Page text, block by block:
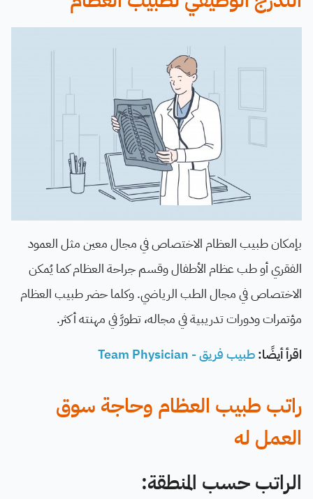
بإمكان طبيب العظام الاختصاص في مجال معين مثل العمود
الفقري أو طب عظام الأطفال وقسم جراحة العظام كما يُمكن
الاختصاص في مجال الطب الرياضي. وكلما حضر طبيب العظام
مؤتمرات ودورات تدريبية في مجاله، تطورَّ في مهنته أكثر.
اقرأ أيضًا:طبيب فريق - Team Physician
راتب طبيب العظام وحاجة سوق
العمل له
الراتب حسب المنطقة: